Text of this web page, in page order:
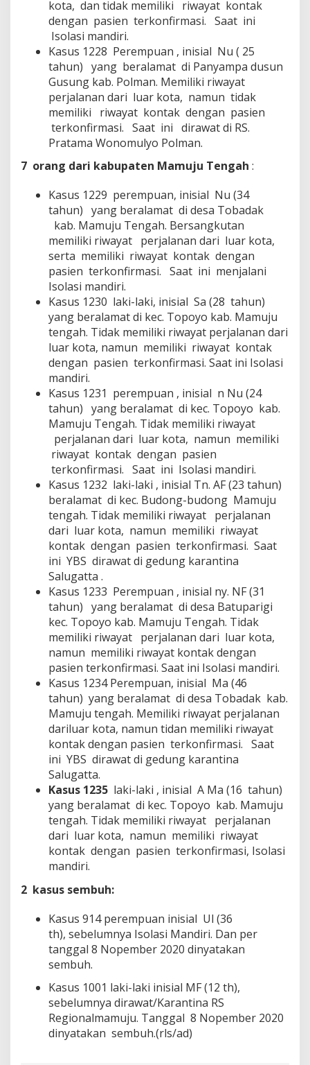
kota, dan tidak memiliki riwayat kontak
dengan pasien terkonfirmasi. Saat ini
Isolasi mandiri.
Kasus 1228 Perempuan , inisial Nu ( 25
tahun) yang beralamat di Panyampa dusun
Gusung kab. Polman. Memiliki riwayat
perjalanan dari luar kota, namun tidak
memiliki riwayat kontak dengan pasien
terkonfirmasi. Saat ini dirawat di RS.
Pratama Wonomulyo Polman.
7 orang dari kabupaten Mamuju Tengah :
Kasus 1229 perempuan, inisial Nu (34
tahun) yang beralamat di desa Tobadak
kab. Mamuju Tengah. Bersangkutan
memiliki riwayat perjalanan dari luar kota,
serta memiliki riwayat kontak dengan
pasien terkonfirmasi. Saat ini menjalani
Isolasi mandiri.
Kasus 1230 laki-laki, inisial Sa (28 tahun)
yang beralamat di kec. Topoyo kab. Mamuju
tengah. Tidak memiliki riwayat perjalanan dari
luar kota, namun memiliki riwayat kontak
dengan pasien terkonfirmasi. Saat ini Isolasi
mandiri.
Kasus 1231 perempuan , inisial n Nu (24
tahun) yang beralamat di kec. Topoyo kab.
Mamuju Tengah. Tidak memiliki riwayat
perjalanan dari luar kota, namun memiliki
riwayat kontak dengan pasien
terkonfirmasi. Saat ini Isolasi mandiri.
Kasus 1232 laki-laki , inisial Tn. AF (23 tahun)
beralamat di kec. Budong-budong Mamuju
tengah. Tidak memiliki riwayat perjalanan
dari luar kota, namun memiliki riwayat
kontak dengan pasien terkonfirmasi. Saat
ini YBS dirawat di gedung karantina
Salugatta .
Kasus 1233 Perempuan , inisial ny. NF (31
tahun) yang beralamat di desa Batuparigi
kec. Topoyo kab. Mamuju Tengah. Tidak
memiliki riwayat perjalanan dari luar kota,
namun memiliki riwayat kontak dengan
pasien terkonfirmasi. Saat ini Isolasi mandiri.
Kasus 1234 Perempuan, inisial Ma (46
tahun) yang beralamat di desa Tobadak kab.
Mamuju tengah. Memiliki riwayat perjalanan
dariluar kota, namun tidan memiliki riwayat
kontak dengan pasien terkonfirmasi. Saat
ini YBS dirawat di gedung karantina
Salugatta.
Kasus 1235 laki-laki , inisial A Ma (16 tahun)
yang beralamat di kec. Topoyo kab. Mamuju
tengah. Tidak memiliki riwayat perjalanan
dari luar kota, namun memiliki riwayat
kontak dengan pasien terkonfirmasi, Isolasi
mandiri.
2 kasus sembuh:
Kasus 914 perempuan inisial Ul (36
th), sebelumnya Isolasi Mandiri. Dan per
tanggal 8 Nopember 2020 dinyatakan
sembuh.
Kasus 1001 laki-laki inisial MF (12 th),
sebelumnya dirawat/Karantina RS
Regionalmamuju. Tanggal 8 Nopember 2020
dinyatakan sembuh.(rls/ad)